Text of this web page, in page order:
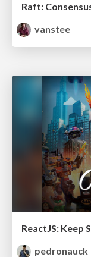
Raft:
vanstee
pedronauck